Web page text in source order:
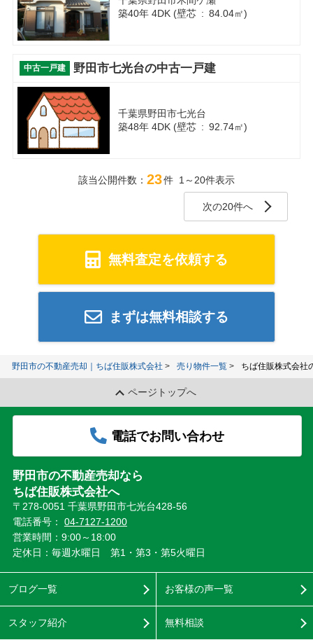
築40年 4DK (壁芯 : 84.04㎡)
中古一戸建 野田市七光台の中古一戸建
千葉県野田市七光台
築48年 4DK (壁芯 : 92.74㎡)
該当公開件数： 23件 1～20件表示
次の20件へ
無料査定を依頼する
まずは無料相談する
野田市の不動産売却｜ちば住販株式会社 売り物件一覧 ちば住販株式会社
ページトップへ
電話でお問い合わせ
野田市の不動産売却なら
ちば住販株式会社へ
〒278-0051 千葉県野田市七光台428-56
電話番号： 04-7127-1200
営業時間：9:00～18:00
定休日：毎週水曜日 第1・第3・第5火曜日
ブログ一覧
スタッフ紹介
お客様の声一覧
無料相談